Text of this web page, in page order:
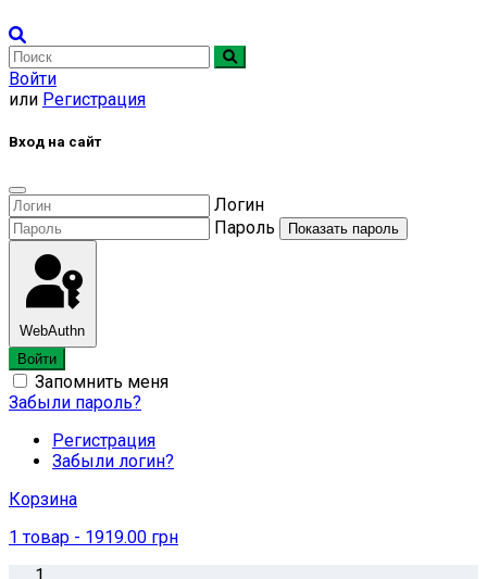
Войти
или Регистрация
Вход на сайт
Логин
Пароль
Показать пароль
WebAuthn
Войти
Запомнить меня
Забыли пароль?
Регистрация
Забыли логин?
Корзина
1 товар - 1919.00 грн